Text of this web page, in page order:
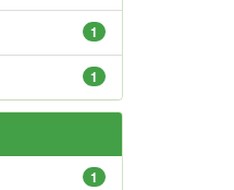
1
1
1